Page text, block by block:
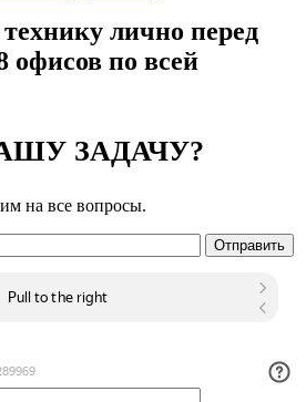
лично перед
офисов по всей
ЗАДАЧУ?
на все вопросы.